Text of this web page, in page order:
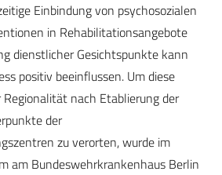
Einbindung von psychosozialen
in Rehabilitationsangebote
dienstlicher Gesichtspunkte kann
positiv beeinflussen. Um diese
nach Etablierung der
der
zu verorten, wurde im
am Bundeswehrkrankenhaus Berlin